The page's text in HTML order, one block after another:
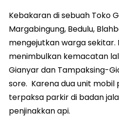
Kebakaran di sebuah Toko
Margabingung, Bedulu,
mengejutkan warga sekitar.
menimbulkan kemacatan
Gianyar dan Tampaksing-
sore. Karena dua unit
terpaksa parkir di badan
penjinakkan api.